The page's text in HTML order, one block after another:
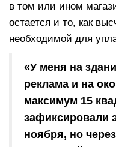
в том или ином
остается и то, как
необходимой для
«У меня на
реклама и на
максимум 15
зафиксировали
ноября, но